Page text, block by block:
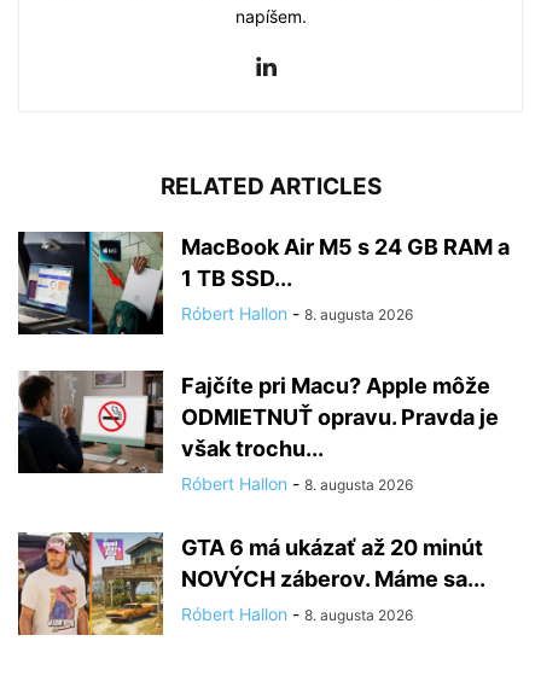
napíšem.
RELATED ARTICLES
MacBook Air M5 s 24 GB RAM a
1 TB SSD...
Róbert Hallon - 8. augusta 2026
Fajčíte pri Macu? Apple môže
ODMIETNUŤ opravu. Pravda je
však trochu...
Róbert Hallon - 8. augusta 2026
GTA 6 má ukázať až 20 minút
NOVÝCH záberov. Máme sa...
Róbert Hallon - 8. augusta 2026